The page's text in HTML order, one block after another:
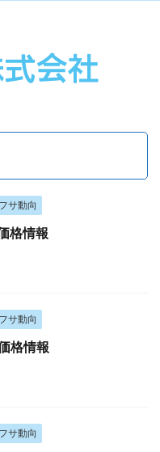
サ動向
格情報
サ動向
格情報
サ動向